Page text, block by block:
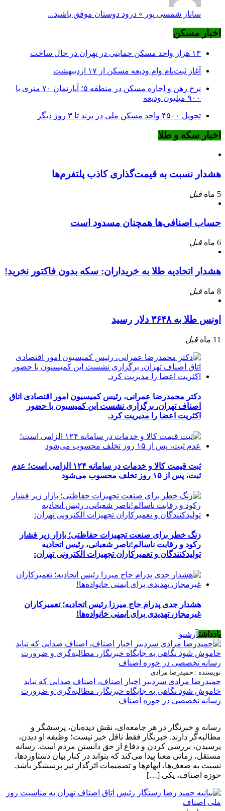
ساناز شمسی پور » درود دوستان موفق باشید...
اخبار مسکن
۱۳ هزار واحد مسکن حمایتی در تهران در حال ساخت
آغاز ثبت‌نام وام ودیعه مسکن از ۱۷ اردیبهشت
نرخ‌ رهن و اجاره مسکن در منطقه ۵؛ آپارتمان ۷۰ متری با
۹۰۰ میلیون ودیعه
تحویل ۴۵۰۰ واحد مسکن ملی در پرند تا ۳ روز دیگر
اخبار سکه و طلا
هشدار نسبت به قیمت‌گذاری کاذب پلتفرم‌ها
5 ماه قبل
حساب اصنافی‌ها همچنان مسدود است
6 ماه قبل
هشدار اتحادیه طلا به خریداران: سکه بدون فاکتور نخرید!
8 ماه قبل
اونس طلا به ۳۶۴۸ دلار رسید
11 ماه قبل
دکتر محمدرضا عمرانی، رئیس کمیسیون امور اقتصادی اتاق
اصناف تهران، برگزاری نشست این کمیسیون با حضور
اکثریت اعضا را مدیریت کرد.
ثبت قیمت کالا و خدمات در سامانه ۱۲۴ الزامی است؛ عدم
ثبت، پس از ۱۵ روز تخلف محسوب می‌شود
زنگ خطر برای صنعت تجهیزات حفاظتی؛ بازار زیر فشار
رکود و رقابت ناسالم!ناصر شعبانی، رئیس اتحادیه
تولیدکنندگان و تعمیرکاران تجهیزات الکترونی تهران:
هشدار جدی پدرام حاج میرزا رئیس اتحادیه؛ تعمیرکاران
غیرمجاز، تهدیدی برای ایمنی خانواده‌ها!
یادداشتآرشیو
نویسنده : حمیدرضا مرادی
حمیدرضا مرادی سردبیر اخبار اصناف، اصناف صدایی که نباید
خاموش شود نگاهی به جایگاه خبرنگار، مطالبه‌گری و ضرورت
رسانه تخصصی در حوزه اصناف
رسانه و خبرنگار در هر جامعه‌ای، نقش دیده‌بان، پرسشگر و
مطالبه‌گر دارند. خبرنگار فقط ناقل خبر نیست؛ وظیفه او دیدن،
پرسیدن، بررسی کردن و دفاع از حق دانستن مردم است. رسانه
مستقل، زمانی معنا پیدا می‌کند که بتواند در کنار بیان دستاوردها،
نسبت به ضعف‌ها، ابهام‌ها و تصمیمات اثرگذار نیز پرسشگر باشد.
حوزه اصناف، یکی […]